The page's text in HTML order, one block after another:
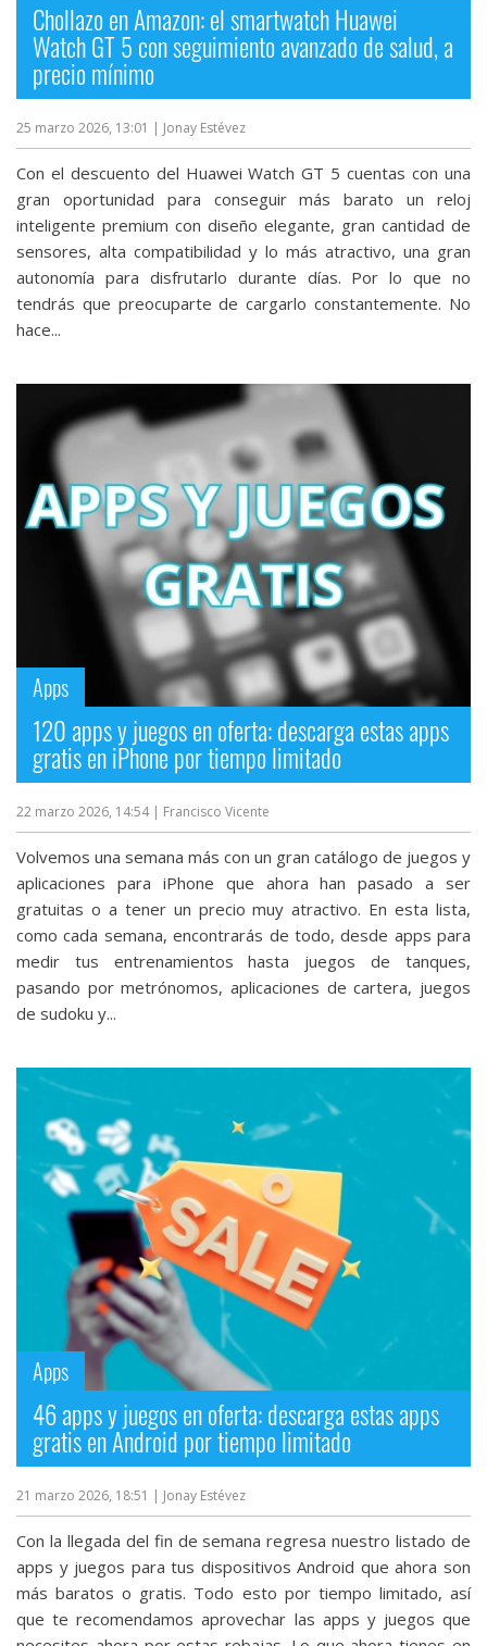
Chollazo en Amazon: el smartwatch Huawei
Watch GT 5 con seguimiento avanzado de salud, a
precio mínimo
25 marzo 2026, 13:01 | Jonay Estévez
Con el descuento del Huawei Watch GT 5 cuentas con una
gran oportunidad para conseguir más barato un reloj
inteligente premium con diseño elegante, gran cantidad de
sensores, alta compatibilidad y lo más atractivo, una gran
autonomía para disfrutarlo durante días. Por lo que no
tendrás que preocuparte de cargarlo constantemente. No
hace...
Apps
120 apps y juegos en oferta: descarga estas apps
gratis en iPhone por tiempo limitado
22 marzo 2026, 14:54 | Francisco Vicente
Volvemos una semana más con un gran catálogo de juegos y
aplicaciones para iPhone que ahora han pasado a ser
gratuitas o a tener un precio muy atractivo. En esta lista,
como cada semana, encontrarás de todo, desde apps para
medir tus entrenamientos hasta juegos de tanques,
pasando por metrónomos, aplicaciones de cartera, juegos
de sudoku y...
Apps
46 apps y juegos en oferta: descarga estas apps
gratis en Android por tiempo limitado
21 marzo 2026, 18:51 | Jonay Estévez
Con la llegada del fin de semana regresa nuestro listado de
apps y juegos para tus dispositivos Android que ahora son
más baratos o gratis. Todo esto por tiempo limitado, así
que te recomendamos aprovechar las apps y juegos que